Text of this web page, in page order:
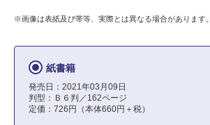
※画像は表紙及び帯等、実際とは異なる場合があります。
紙書籍
発売日：2021年03月09日
判型：Ｂ６判／162ページ
定価：726円（本体660円＋税）